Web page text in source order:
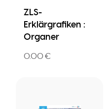
ZLS-
Erklärgrafiken :
Organer
0.00 €